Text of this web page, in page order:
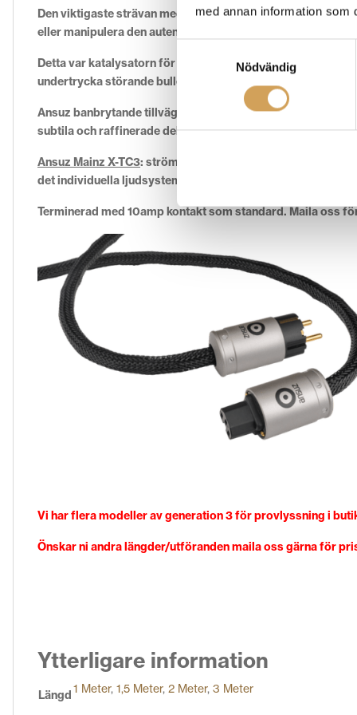
med annan information som
Nödvändig
Den viktigaste strävan med hela denna produktserie har
eller manipulera den autentiska unikheten i musikens
Detta var katalysatorn för Ansuz att inleda en helt ny
undertrycka störande bullerstörningar genom specifika
Ansuz banbrytande tillvägagångssätt inom
subtila och raffinerade delarna av musiken att utvecklas
Ansuz Mainz X-TC3: strömkabel tillför en ännu mer
det individuella ljudsystemet, med instrument och röster
Terminerad med 10amp kontakt som standard. Maila oss
Vi har flera modeller av generation 3 för provlyssning i
Önskar ni andra längder/utföranden maila oss gärna för
Ytterligare information
Längd 1 Meter, 1,5 Meter, 2 Meter, 3 Meter